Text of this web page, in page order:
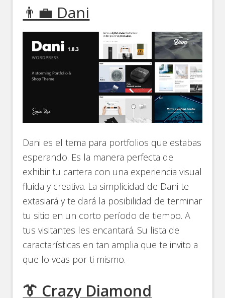
👨‍💼 Dani
Dani es el tema para portfolios que estabas
esperando. Es la manera perfecta de
exhibir tu cartera con una experiencia visual
fluida y creativa. La simplicidad de Dani te
extasiará y te dará la posibilidad de terminar
tu sitio en un corto período de tiempo. A
tus visitantes les encantará. Su lista de
caractarísticas en tan amplia que te invito a
que lo veas por ti mismo.
👔 Crazy Diamond